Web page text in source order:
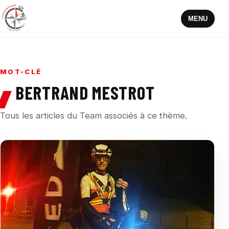
MENU
MOT-CLÉ
BERTRAND MESTROT
Tous les articles du Team associés à ce thème.